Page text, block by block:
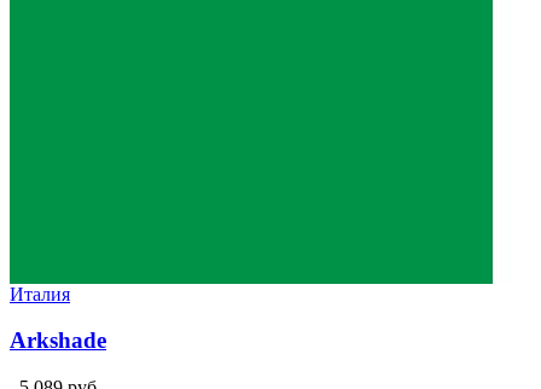
Италия
Arkshade